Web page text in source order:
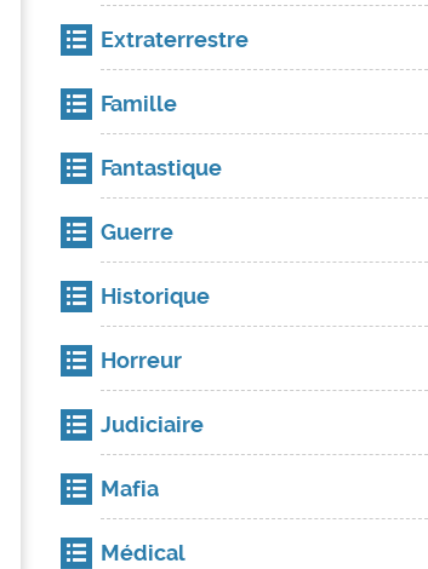
Extraterrestre
Famille
Fantastique
Guerre
Historique
Horreur
Judiciaire
Mafia
Médical